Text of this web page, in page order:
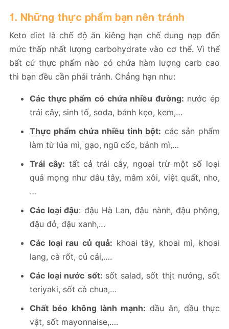
1. Những thực phẩm bạn nên tránh
Keto diet là chế độ ăn kiêng hạn chế dung nạp đến
mức thấp nhất lượng carbohydrate vào cơ thể. Vì thế
bất cứ thực phẩm nào có chứa hàm lượng carb cao
thì bạn đều cần phải tránh. Chẳng hạn như:
Các thực phẩm có chứa nhiều đường: nước ép
trái cây, sinh tố, soda, bánh kẹo, kem,…
Thực phẩm chứa nhiều tinh bột: các sản phẩm
làm từ lúa mì, gạo, ngũ cốc, bánh mì,…
Trái cây: tất cả trái cây, ngoại trừ một số loại
quả mọng như dâu tây, mâm xôi, việt quất, nho,
…
Các loại đậu: đậu Hà Lan, đậu nành, đậu phộng,
đậu đỏ, đậu xanh,…
Các loại rau củ quả: khoai tây, khoai mì, khoai
lang, cà rốt, củ cải,….
Các loại nước sốt: sốt salad, sốt thịt nướng, sốt
teriyaki, sốt cà chua,…
Chất béo không lành mạnh: dầu ăn, dầu thực
vật, sốt mayonnaise,….